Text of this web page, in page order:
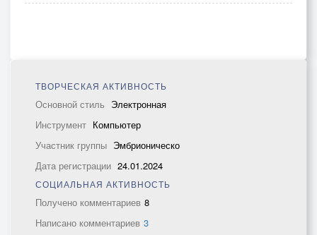
ТВОРЧЕСКАЯ АКТИВНОСТЬ
Основной стиль Электронная
Инструмент Компьютер
Участник группы Эмбрионическо
Дата регистрации 24.01.2024
СОЦИАЛЬНАЯ АКТИВНОСТЬ
Получено комментариев 8
Написано комментариев 3